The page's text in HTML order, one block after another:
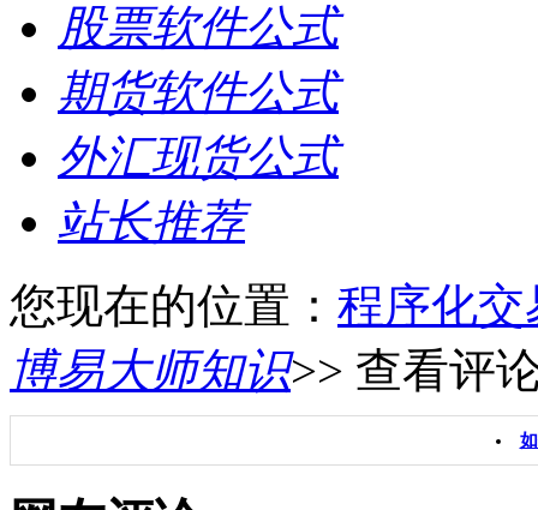
股票软件公式
期货软件公式
外汇现货公式
站长推荐
您现在的位置： 程序化交
博易大师知识>> 查看评